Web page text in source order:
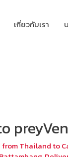
เกี่ยวกับเรา
Thailand to